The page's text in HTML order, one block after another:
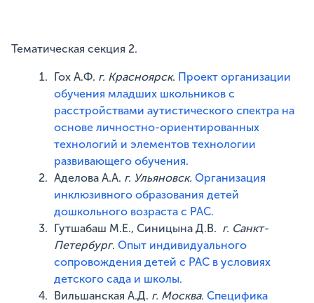
Тематическая секция 2.
Гох А.Ф. г. Красноярск. Проект организации
обучения младших школьников с
расстройствами аутистического спектра на
основе личностно-ориентированных
технологий и элементов технологии
развивающего обучения.
Аделова А.А. г. Ульяновск. Организация
инклюзивного образования детей
дошкольного возраста с РАС.
Гутшабаш М.Е., Синицына Д.В. г. Санкт-
Петербург.Опыт индивидуального
сопровождения детей с РАС в условиях
детского сада и школы.
Вильшанская А.Д. г. Москва.Специфика